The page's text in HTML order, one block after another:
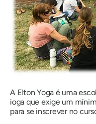
A Elton Yoga é uma
ioga que exige um
para se inscrever no